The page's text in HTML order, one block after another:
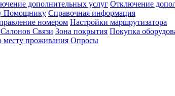
дополнительных услуг Отключение
Помощнику Справочная информация
номером Настройки маршрутизатора
Связи Зона покрытия Покупка
проживания Опросы